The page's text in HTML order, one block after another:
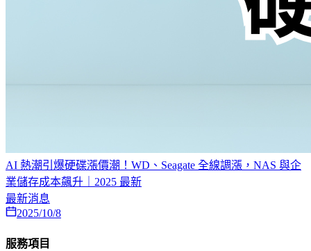
AI 熱潮引爆硬碟漲價潮！WD、Seagate 全線調漲，NAS 與企
業儲存成本飆升｜2025 最新
最新消息
2025/10/8
服務項目